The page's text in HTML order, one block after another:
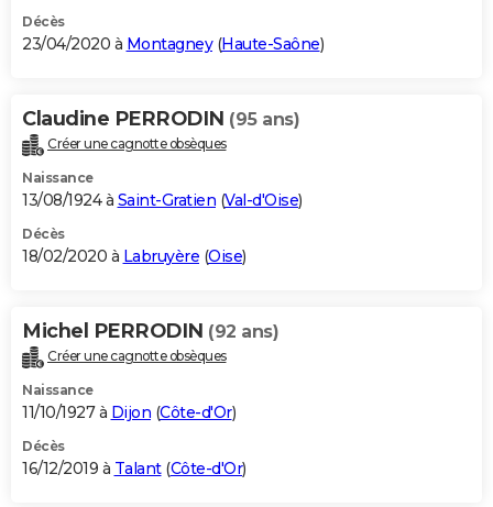
Décès
23/04/2020 à Montagney(Haute-Saône)
Claudine PERRODIN (95 ans)
Créer une cagnotte obsèques
Naissance
13/08/1924 à Saint-Gratien (Val-d'Oise)
Décès
18/02/2020 à Labruyère (Oise)
Michel PERRODIN (92 ans)
Créer une cagnotte obsèques
Naissance
11/10/1927 à Dijon (Côte-d'Or)
Décès
16/12/2019 à Talant(Côte-d'Or)